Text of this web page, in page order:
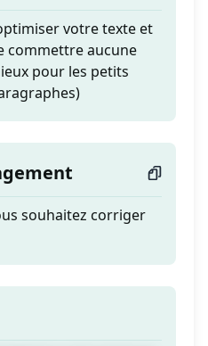
votre texte et
commettre aucune
pour les petits
souhaitez corriger